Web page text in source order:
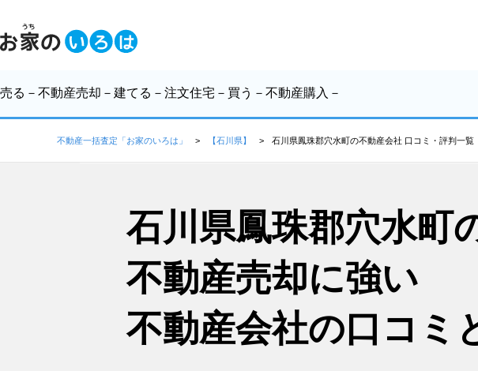
売る －不動産売却－ 建てる －注文住宅－ 買う －不動産購入－
不動産一括査定「お家のいろは」 【石川県】 石川県鳳珠郡穴水町の不動産会社 口コミ・評判一覧
石川県鳳珠郡穴水町
不動産売却に強い
不動産会社の口コミ